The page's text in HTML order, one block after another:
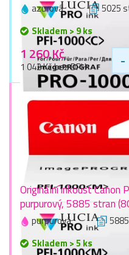
azurová 5025
Skladem > 9 ks
1 260 Kč
1 042 Kč bez DPH -
Originální inkoust
purpurový, 5885 stran
purpurová
Skladem > 5 ks